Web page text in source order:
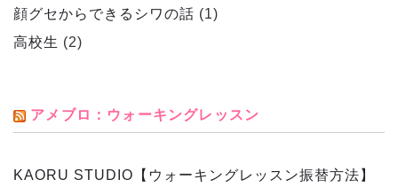
顔グセからできるシワの話 (1)
高校生 (2)
アメブロ：ウォーキングレッスン
KAORU STUDIO【ウォーキングレッスン振替方法】